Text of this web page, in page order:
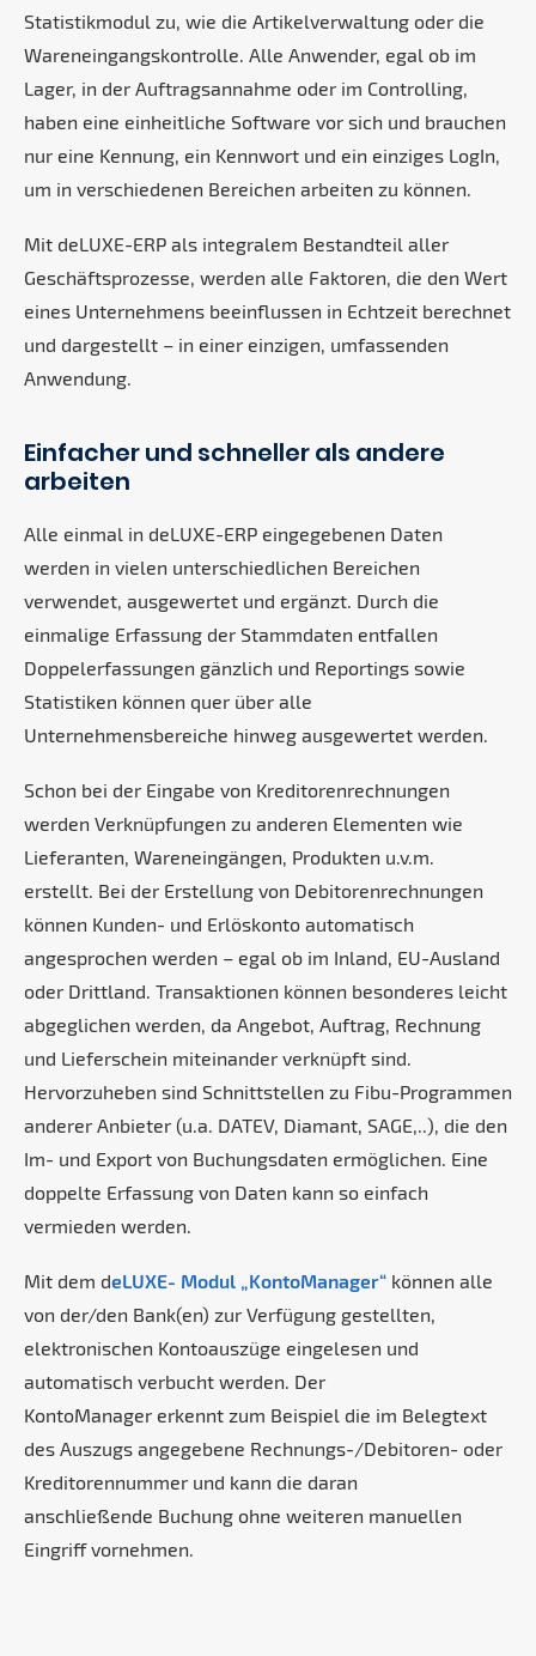
Statistikmodul zu, wie die Artikelverwaltung oder die
Wareneingangskontrolle. Alle Anwender, egal ob im
Lager, in der Auftragsannahme oder im Controlling,
haben eine einheitliche Software vor sich und brauchen
nur eine Kennung, ein Kennwort und ein einziges LogIn,
um in verschiedenen Bereichen arbeiten zu können.
Mit deLUXE-ERP als integralem Bestandteil aller
Geschäftsprozesse, werden alle Faktoren, die den Wert
eines Unternehmens beeinflussen in Echtzeit berechnet
und dargestellt – in einer einzigen, umfassenden
Anwendung.
Einfacher und schneller als andere
arbeiten
Alle einmal in deLUXE-ERP eingegebenen Daten
werden in vielen unterschiedlichen Bereichen
verwendet, ausgewertet und ergänzt. Durch die
einmalige Erfassung der Stammdaten entfallen
Doppelerfassungen gänzlich und Reportings sowie
Statistiken können quer über alle
Unternehmensbereiche hinweg ausgewertet werden.
Schon bei der Eingabe von Kreditorenrechnungen
werden Verknüpfungen zu anderen Elementen wie
Lieferanten, Wareneingängen, Produkten u.v.m.
erstellt. Bei der Erstellung von Debitorenrechnungen
können Kunden- und Erlöskonto automatisch
angesprochen werden – egal ob im Inland, EU-Ausland
oder Drittland. Transaktionen können besonderes leicht
abgeglichen werden, da Angebot, Auftrag, Rechnung
und Lieferschein miteinander verknüpft sind.
Hervorzuheben sind Schnittstellen zu Fibu-Programmen
anderer Anbieter (u.a. DATEV, Diamant, SAGE,..), die den
Im- und Export von Buchungsdaten ermöglichen. Eine
doppelte Erfassung von Daten kann so einfach
vermieden werden.
Mit dem deLUXE- Modul „KontoManager“ können alle
von der/den Bank(en) zur Verfügung gestellten,
elektronischen Kontoauszüge eingelesen und
automatisch verbucht werden. Der
KontoManager erkennt zum Beispiel die im Belegtext
des Auszugs angegebene Rechnungs-/Debitoren- oder
Kreditorennummer und kann die daran
anschließende Buchung ohne weiteren manuellen
Eingriff vornehmen.